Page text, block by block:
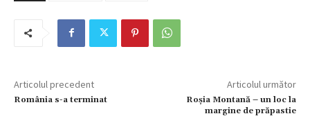
Articolul precedent
România s-a terminat
Articolul următor
Roșia Montană – un loc la
margine de prăpastie